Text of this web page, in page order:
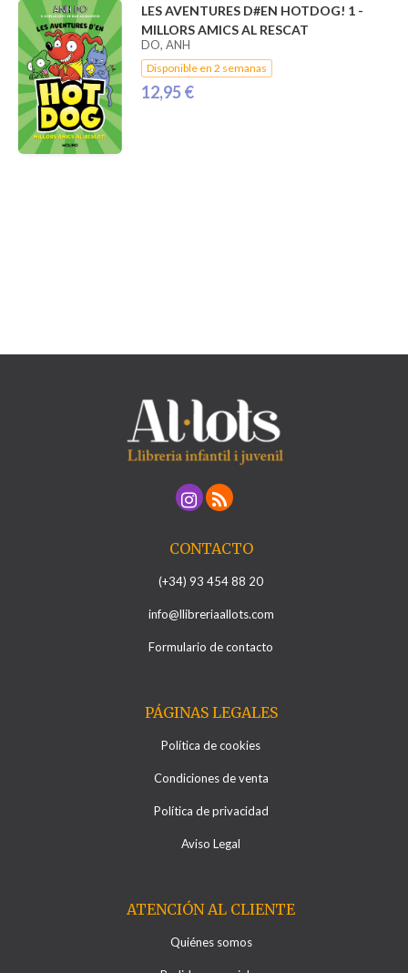
LES AVENTURES D#EN HOTDOG! 1 -
MILLORS AMICS AL RESCAT
DO, ANH
Disponible en 2 semanas
12,95 €
CONTACTO
(+34) 93 454 88 20
info@llibreriaallots.com
Formulario de contacto
PÁGINAS LEGALES
Política de cookies
Condiciones de venta
Política de privacidad
Aviso Legal
ATENCIÓN AL CLIENTE
Quiénes somos